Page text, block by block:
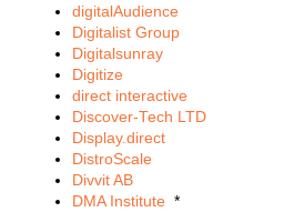
digitalAudience
Digitalist Group
Digitalsunray
Digitize
direct interactive
Discover-Tech LTD
Display.direct
DistroScale
Divvit AB
DMA Institute *